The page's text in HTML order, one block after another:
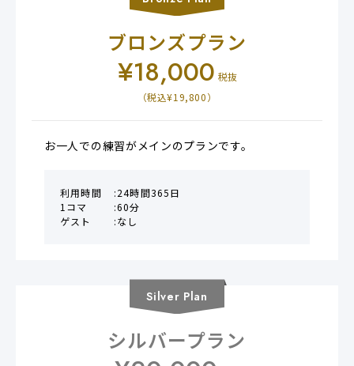
Bronze Plan
ブロンズプラン
¥18,000 税抜
（税込¥19,800）
お一人での練習がメインのプランです。
利用時間
24時間365日
1コマ
60分
ゲスト
なし
Silver Plan
シルバープラン